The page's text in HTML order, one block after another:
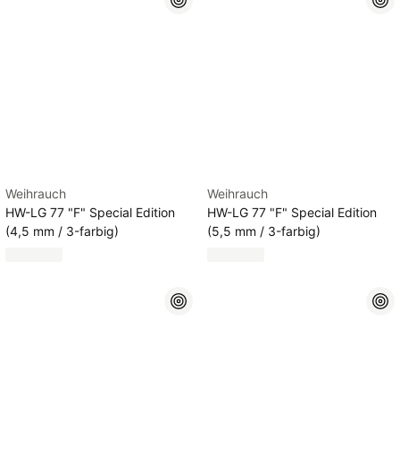
Weihrauch
HW-LG 77 "F" Special Edition
(4,5 mm / 3-farbig)
Weihrauch
HW-LG 77 "F" Special Edition
(5,5 mm / 3-farbig)